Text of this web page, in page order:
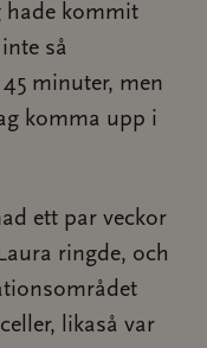
hade kommit
så
minuter, men
komma upp i
ett par veckor
ringde, och
likaså var